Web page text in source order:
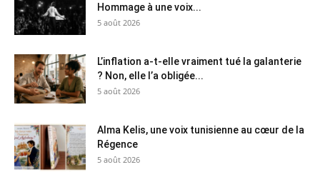
Hommage à une voix...
5 août 2026
L’inflation a-t-elle vraiment tué la galanterie
? Non, elle l’a obligée...
5 août 2026
Alma Kelis, une voix tunisienne au cœur de la
Régence
5 août 2026